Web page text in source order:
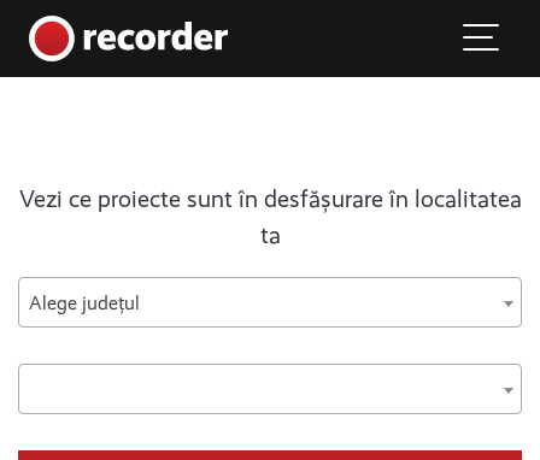
Main Navigation
Vezi ce proiecte sunt în desfășurare în localitatea
ta
Alege județul